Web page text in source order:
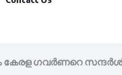
കേരള ഗവര്‍ണറെ